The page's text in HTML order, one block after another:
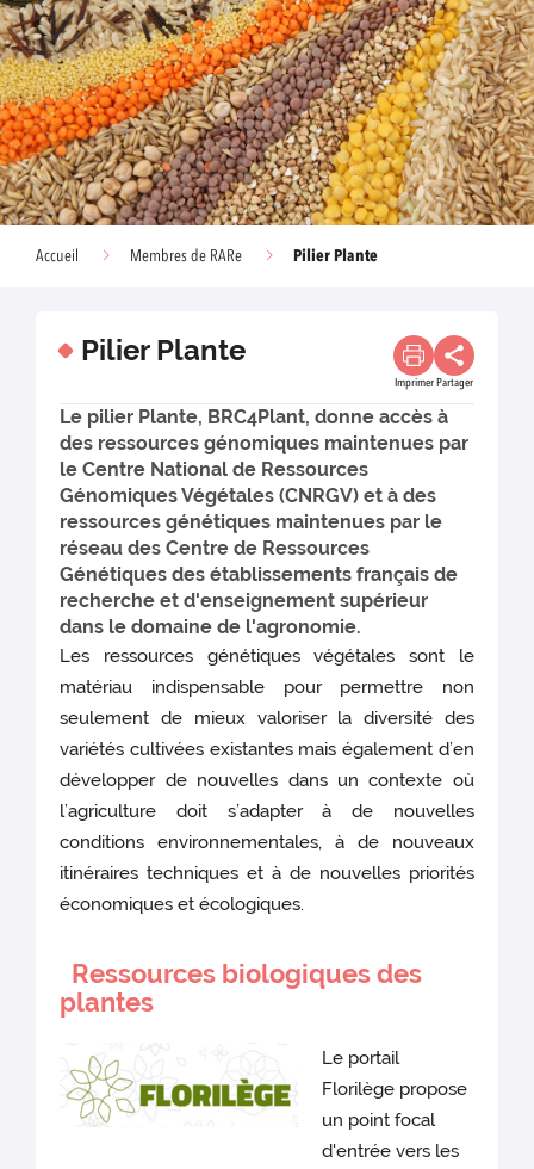
Accueil Membres de RARe Pilier Plante
Pilier Plante
Imprimer Partager
Le pilier Plante, BRC4Plant, donne accès à
des ressources génomiques maintenues par
le Centre National de Ressources
Génomiques Végétales (CNRGV) et à des
ressources génétiques maintenues par le
réseau des Centre de Ressources
Génétiques des établissements français de
recherche et d'enseignement supérieur
dans le domaine de l'agronomie.
Les ressources génétiques végétales sont le
matériau indispensable pour permettre non
seulement de mieux valoriser la diversité des
variétés cultivées existantes mais également d’en
développer de nouvelles dans un contexte où
l’agriculture doit s’adapter à de nouvelles
conditions environnementales, à de nouveaux
itinéraires techniques et à de nouvelles priorités
économiques et écologiques.
Ressources biologiques des
plantes
Le portail
Florilège propose
un point focal
d'entrée vers les